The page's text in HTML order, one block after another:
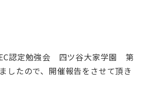
認定勉強会 四ツ谷大家学園 第
したので、開催報告をさせて頂き